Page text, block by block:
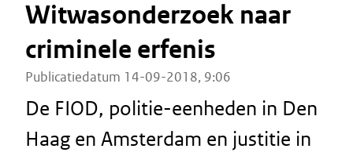
Witwasonderzoek naar
criminele erfenis
Publicatiedatum 14-09-2018, 9:06
De FIOD, politie-eenheden in Den
Haag en Amsterdam en justitie in